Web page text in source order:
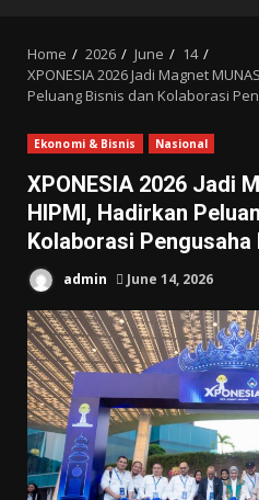
Home 2026 June
14
XPONESIA 2026 Jadi Magnet
Peluang Bisnis dan Kolaborasi
Ekonomi & Bisnis Nasional
XPONESIA 2026 Jadi
HIPMI, Hadirkan
Kolaborasi Pengusaha
admin June 14, 2026